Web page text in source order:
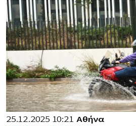
25.12.2025 10:21 Αθήνα